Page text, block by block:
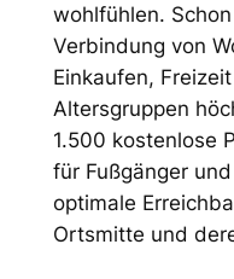
wohlfühlen.
Verbindung von
Einkaufen,
Altersgruppen
1.500 kostenlose
für Fußgänger
optimale
Ortsmitte und